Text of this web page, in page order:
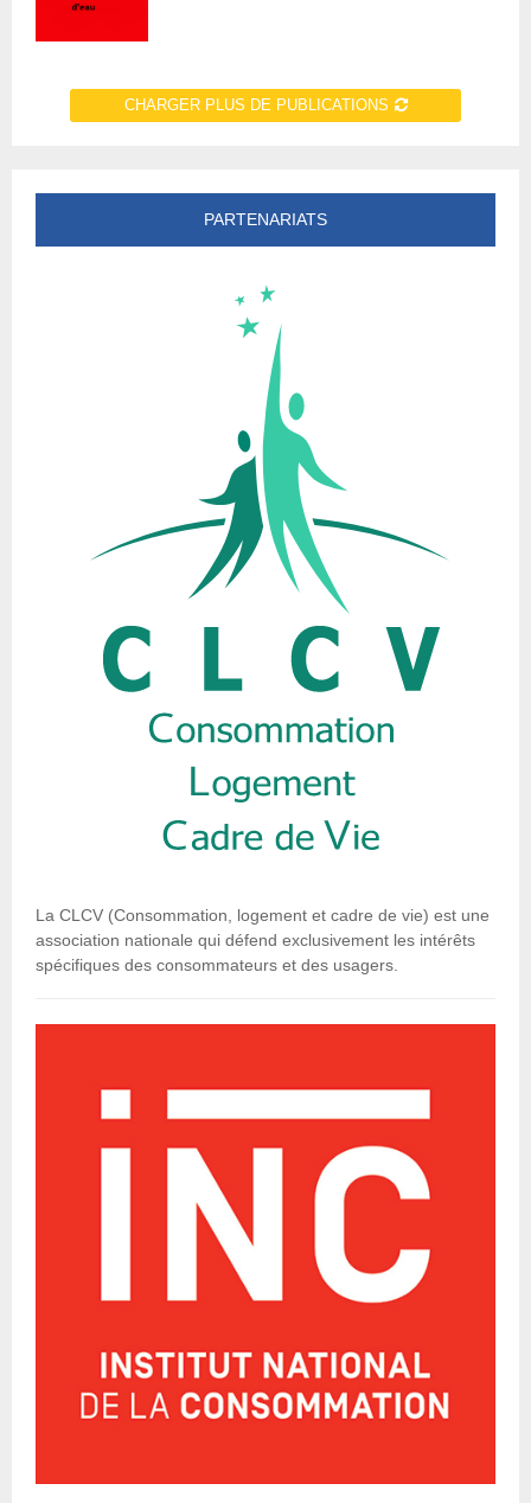
CHARGER PLUS DE PUBLICATIONS
PARTENARIATS
La CLCV (Consommation, logement et cadre de vie) est une
association nationale qui défend exclusivement les intérêts
spécifiques des consommateurs et des usagers.